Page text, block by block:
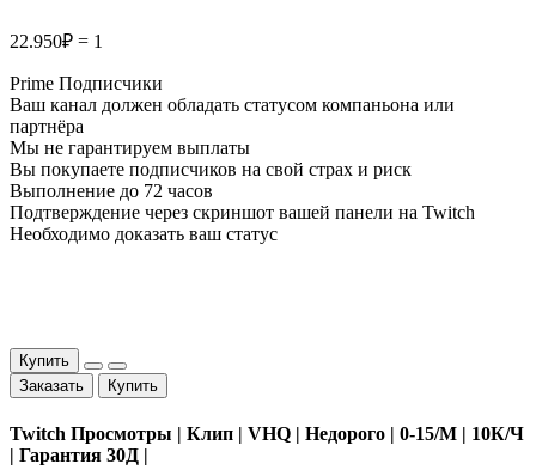
22.950₽ = 1
Prime Подписчики
Ваш канал должен обладать статусом компаньона или
партнёра
Мы не гарантируем выплаты
Вы покупаете подписчиков на свой страх и риск
Выполнение до 72 часов
Подтверждение через скриншот вашей панели на Twitch
Необходимо доказать ваш статус
Купить
Заказать
Купить
Twitch Просмотры | Клип | VHQ | Недорого | 0-15/M | 10К/Ч
| Гарантия 30Д |